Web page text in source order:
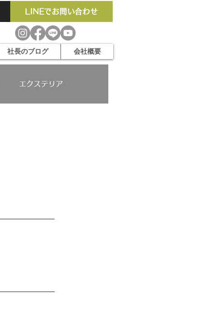
LINEでお問い合わせ
社長のブログ 会社概要
エクステリア